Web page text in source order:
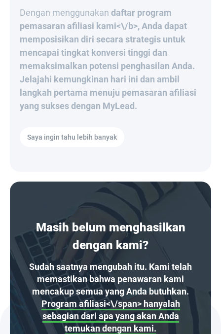
Dengan menggunakan daftar program
pemasaran afiliasi kami<\/b>, Anda dapat
memposisikan diri secara strategis untuk
mencapai tingkat konversi tinggi dan
memaksimalkan potensi penghasilan Anda.
Jelajahi kemungkinan hari ini dan ambil
langkah pertama menuju pemasaran afiliasi
yang sukses dengan MyLead.
Saya ingin tahu lebih banyak
Masih belum menghasilkan
dengan kami?
Sudah saatnya mengubah itu. Kami telah
memastikan bahwa penawaran kami
mencakup semua yang Anda butuhkan.
Program afiliasi<\/span> hanyalah
sebagian dari apa yang akan Anda
temukan dengan kami.